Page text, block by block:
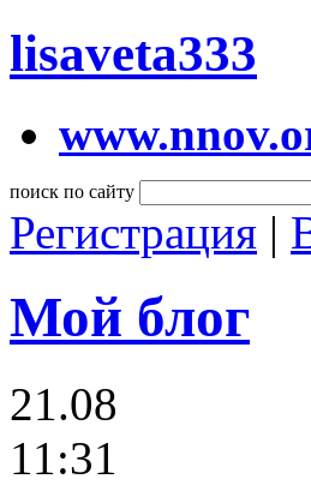
lisaveta333
поиск по сайту
Регистрация |
Мой блог
21.08
11:31